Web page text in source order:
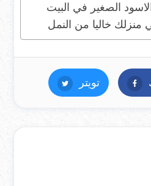
الصغير في البيت
منزلك خاليا من النمل
فيسبوكتويتر تويتر